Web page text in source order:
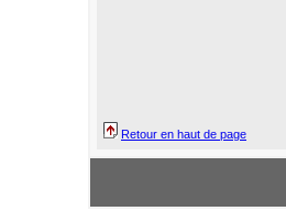
Retour en haut de page